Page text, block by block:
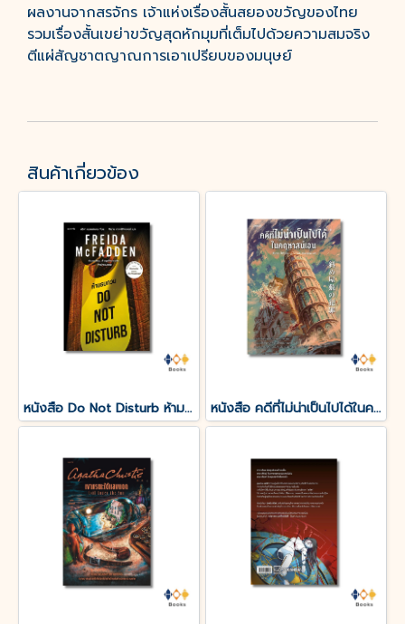
ผลงานจากสรจักร เจ้าแห่งเรื่องสั้นสยองขวัญของไทย
รวมเรื่องสั้นเขย่าขวัญสุดหักมุมที่เต็มไปด้วยความสมจริง
ตีแผ่สัญชาตญาณการเอาเปรียบของมนุษย์
สินค้าเกี่ยวข้อง
หนังสือ Do Not Disturb ห้ามรบกวน หนังสือ คดีที่ไม่น่าเป็นไปได้ในคฤหาสน์เอน